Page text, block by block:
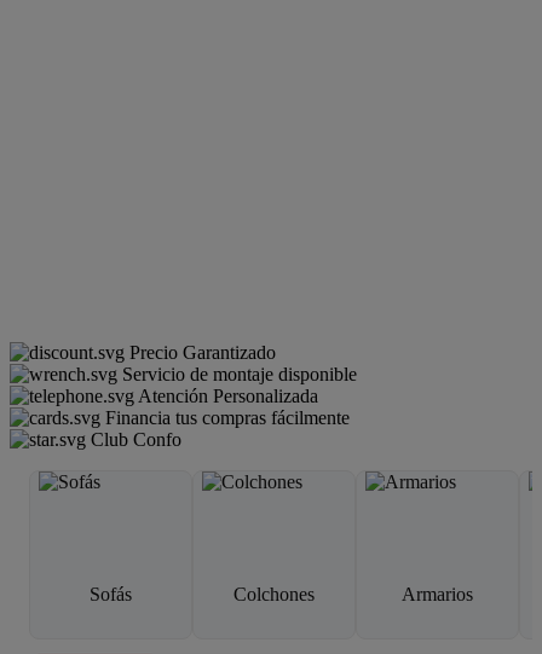
Precio Garantizado
Servicio de montaje disponible
Atención Personalizada
Financia tus compras fácilmente
Club Confo
Sofás Colchones Armarios